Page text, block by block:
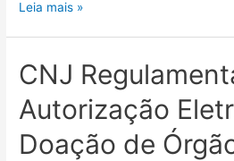
Leia mais »
CNJ
Autorização
Doação de